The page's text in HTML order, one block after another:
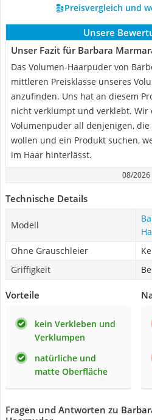
Preisvergleich und
Unsere
Unser Fazit für Barbara
Das Volumen-Haarpuder von
mittleren Preisklasse unseres
anzufinden. Uns hat an diesem
nicht verklumpt und verklebt. Wir
Volumenpuder all denjenigen,
wollen und ein Produkt suchen,
im Haar hinterlässt.
08/2026
Technische Details
Modell
Ohne Grauschleier
Griffigkeit
Vorteile
kein Verkleben und
Verklumpen
natürliche und
matte Oberfläche
Fragen und Antworten zu